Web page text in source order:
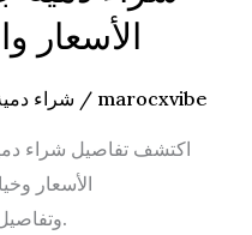
الأسعار
شراء / marocxvibe
اكتشف تفاصيل شراء
الأسعار
MAROCXVIBE وتفاصيل الشحن السريع.